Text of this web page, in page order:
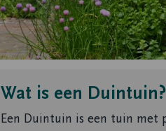
Wat is een Duintuin?
Een Duintuin is een tuin met